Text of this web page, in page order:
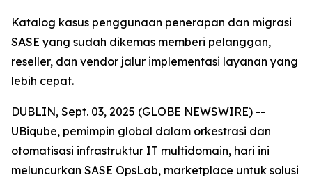
Katalog kasus penggunaan penerapan dan migrasi
SASE yang sudah dikemas memberi pelanggan,
reseller, dan vendor jalur implementasi layanan yang
lebih cepat.
DUBLIN, Sept. 03, 2025 (GLOBE NEWSWIRE) --
UBiqube, pemimpin global dalam orkestrasi dan
otomatisasi infrastruktur IT multidomain, hari ini
meluncurkan SASE OpsLab, marketplace untuk solusi